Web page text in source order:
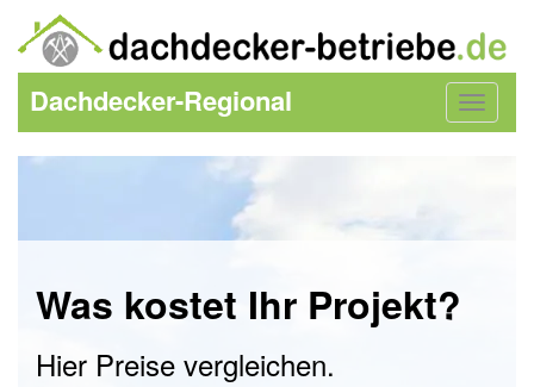
Toggle
Dachdecker-Regional
Was kostet Ihr Projekt?
Hier Preise vergleichen.